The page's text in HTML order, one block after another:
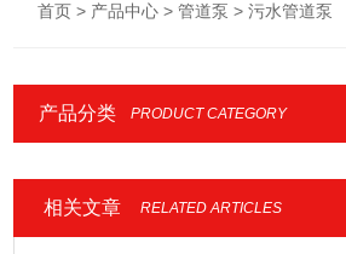
首页 > 产品中心 >管道泵 > 污水管道泵
产品分类 PRODUCT CATEGORY
相关文章 RELATED ARTICLES